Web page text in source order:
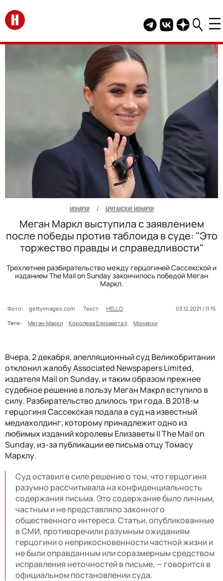
Перейти на главную
Telegram канал
Группа HELLO
Канал
МОНАРХИ / БРИТАНСКИЕ МОНАРХИ
Меган Маркл выступила с заявлением
после победы против таблоида в суде: "Это
торжество правды и справедливости"
Трехлетнее разбирательство между герцогиней Сассекской и
изданием The Mail on Sunday закончилось победой Меган
Маркл.
Фото: gettyimages.com Текст: HELLO
03.12.2021 / 11:15
Теги:
Меган Маркл Королева Елизавета II Монархи
Вчера, 2 декабря, апелляционный суд Великобритании
отклонил жалобу Associated Newspapers Limited,
издателя Mail on Sunday, и таким образом прежнее
судебное решение в пользу Меган Макрл вступило в
силу. Разбирательство длилось три года. В 2018-м
герцогиня Сассекская подала в суд на известный
медиахолдинг, которому принадлежит одно из
любимых изданий королевы Елизаветы II The Mail on
Sunday, из-за публикации ее письма отцу Томасу
Марклу.
Суд оставил в силе решение о том, что герцогиня
разумно рассчитывала на конфиденциальность
содержания письма. Это содержание было личным,
частным и не представляло законного
общественного интереса. Статьи, опубликованные
в СМИ, противоречили разумным ожиданиям
герцогини о неприкосновенности частной жизни и
не были оправданным или соразмерным средством
исправления неточностей в письме, — говорится в
официальном постановлении суда.